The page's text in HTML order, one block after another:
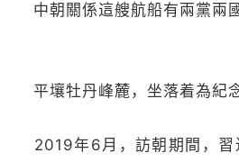
中朝關係這艘航船有兩黨兩國
平壤牡丹峰麓，坐落着為紀念
2019年6月，訪朝期間，習